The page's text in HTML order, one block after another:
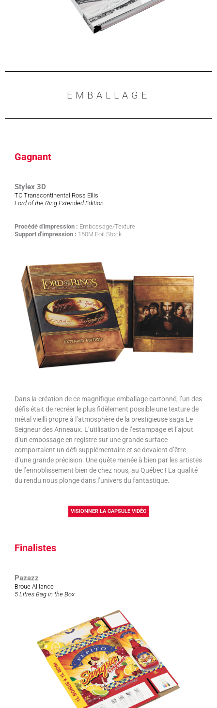
EMBALLAGE
Gagnant
Stylex 3D
TC Transcontinental Ross Ellis
Lord of the Ring Extended Edition
Procédé d'impression : Embossage/Texture
Support d'impression : 160M Foil Stock
Dans la création de ce magnifique emballage cartonné, l’un des
défis était de recréer le plus fidèlement possible une texture de
métal vieilli propre à l’atmosphère de la prestigieuse saga Le
Seigneur des Anneaux. L’utilisation de l’estampage et l’ajout
d’un embossage en registre sur une grande surface
comportaient un défi supplémentaire et se devaient d’être
d’une grande précision. Une quête menée à bien par les artistes
de l’ennoblissement bien de chez nous, au Québec ! La qualité
du rendu nous plonge dans l’univers du fantastique.
VISIONNER LA CAPSULE VIDÉO
Finalistes
Pazazz
Broue Alliance
5 Litres Bag in the Box